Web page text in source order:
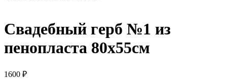
Свадебный герб №1 из
пенопласта 80х55см
1600 ₽